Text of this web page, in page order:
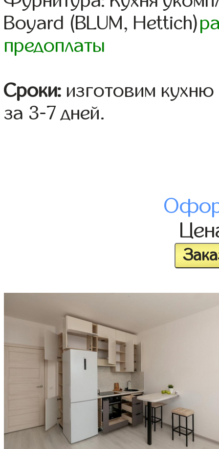
Boyard (BLUM, Hettich)
предоплаты
Сроки: изготовим
за 3-7 дней.